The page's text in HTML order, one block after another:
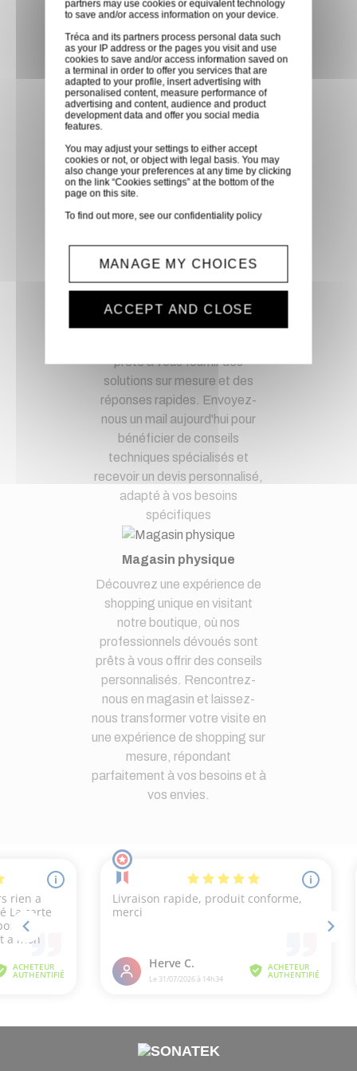
dans les points relais de notre
partenaire GLS, partout en
France métropolitaine et en
Europe entre 24h et 48h après
mise à disposition des produits
à notre transporteur.
Paiement sécurisé
Paiement CB, virement,
Optez pour la tranquillité
d'esprit en confiant vos
demandes techniques et devis
prête à vous fournir des
solutions sur mesure et des
réponses rapides. Envoyez-
nous un mail aujourd'hui pour
bénéficier de conseils
techniques spécialisés et
recevoir un devis personnalisé,
adapté à vos besoins
spécifiques
Magasin physique
Découvrez une expérience de
shopping unique en visitant
notre boutique, où nos
professionnels dévoués sont
prêts à vous offrir des conseils
personnalisés. Rencontrez-
nous en magasin et laissez-
nous transformer votre visite en
une expérience de shopping sur
mesure, répondant
parfaitement à vos besoins et à
vos envies.
partners may use cookies or equivalent technology
to save and/or access information on your device.
Tréca and its partners process personal data such
as your IP address or the pages you visit and use
cookies to save and/or access information saved on
a terminal in order to offer you services that are
adapted to your profile, insert advertising with
personalised content, measure performance of
advertising and content, audience and product
development data and offer you social media
features.
You may adjust your settings to either accept
cookies or not, or object with legal basis. You may
also change your preferences at any time by clicking
on the link “Cookies settings” at the bottom of the
page on this site.
To find out more, see ourconfidentiality policy
MANAGE MY CHOICES
ACCEPT AND CLOSE